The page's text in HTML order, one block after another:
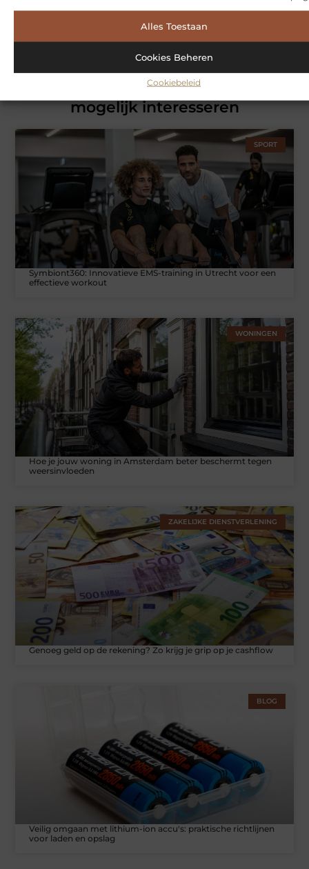
Alles Toestaan
Cookies Beheren
Cookiebeleid
Gerelateerde artikelen
mogelijk interesseren
SPORT
Symbiont360: Innovatieve EMS-training in Utrecht voor een
effectieve workout
WONINGEN
Hoe je jouw woning in Amsterdam beter beschermt tegen
weersinvloeden
ZAKELIJKE DIENSTVERLENING
Genoeg geld op de rekening? Zo krijg je grip op je cashflow
BLOG
Veilig omgaan met lithium-ion accu's: praktische richtlijnen
voor laden en opslag